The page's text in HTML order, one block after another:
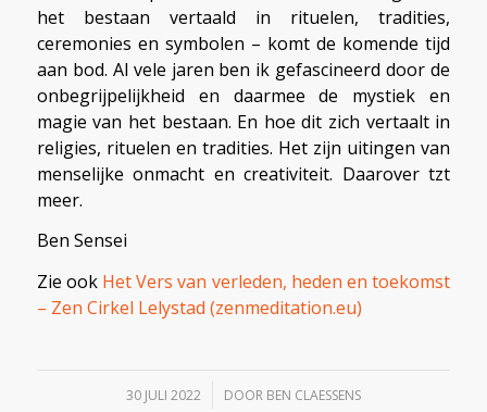
het bestaan vertaald in rituelen, tradities,
ceremonies en symbolen – komt de komende tijd
aan bod. Al vele jaren ben ik gefascineerd door de
onbegrijpelijkheid en daarmee de mystiek en
magie van het bestaan. En hoe dit zich vertaalt in
religies, rituelen en tradities. Het zijn uitingen van
menselijke onmacht en creativiteit. Daarover tzt
meer.
Ben Sensei
Zie ook Het Vers van verleden, heden en toekomst
– Zen Cirkel Lelystad (zenmeditation.eu)
30 JULI 2022
/ DOOR BEN CLAESSENS